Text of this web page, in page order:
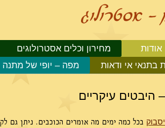
אודות מחירון וכלים אסטרולוגים
בתנאי אי ודאות
מפה – יופי של מתנה
היבטים עיקריים
בכל כמה ימים מה אומרים הכוכבים. ניתן גם